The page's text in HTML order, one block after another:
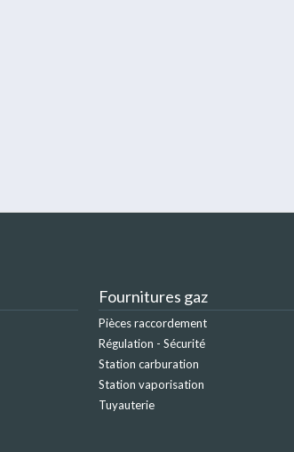
Fournitures gaz
Pièces raccordement
Régulation - Sécurité
Station carburation
Station vaporisation
Tuyauterie